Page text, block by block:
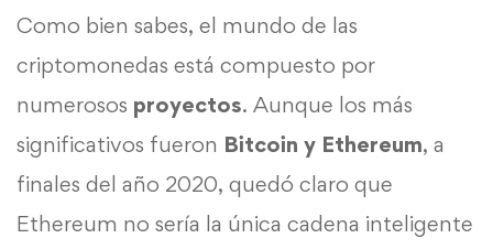
Como bien sabes, el mundo de las
criptomonedas está compuesto por
numerosos proyectos. Aunque los más
significativos fueron Bitcoin y Ethereum, a
finales del año 2020, quedó claro que
Ethereum no sería la única cadena inteligente